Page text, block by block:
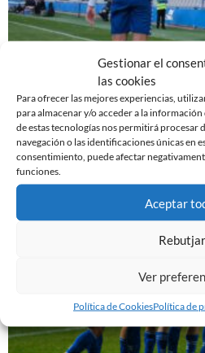
Gestionar el
las cookies
Para ofrecer las mejores experiencias,
para almacenar y/o acceder a la
de estas tecnologías nos permitirá procesar
navegación o las identificaciones únicas en
consentimiento, puede afectar
funciones.
Aceptar
Rebutjar
Ver
Política de CookiesPolítica de
EL SABADELL EMPATA ANTE
NOVA CREU ALTA
10 de marzo de 2024
Leer más »